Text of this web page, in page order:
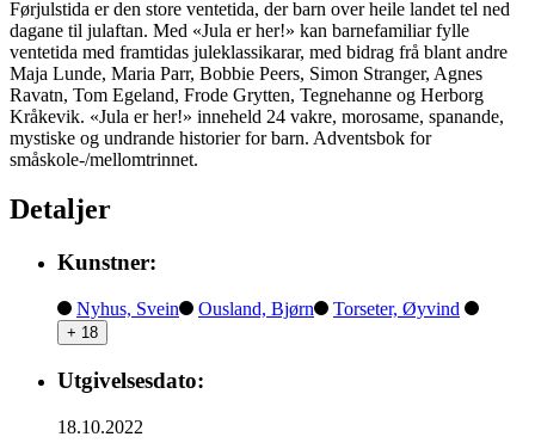
Førjulstida er den store ventetida, der barn over heile landet tel ned
dagane til julaftan. Med «Jula er her!» kan barnefamiliar fylle
ventetida med framtidas juleklassikarar, med bidrag frå blant andre
Maja Lunde, Maria Parr, Bobbie Peers, Simon Stranger, Agnes
Ravatn, Tom Egeland, Frode Grytten, Tegnehanne og Herborg
Kråkevik. «Jula er her!» inneheld 24 vakre, morosame, spanande,
mystiske og undrande historier for barn. Adventsbok for
småskole-/mellomtrinnet.
Detaljer
Kunstner:
Nyhus, Svein Ousland, Bjørn Torseter, Øyvind
+ 18
Utgivelsesdato:
18.10.2022